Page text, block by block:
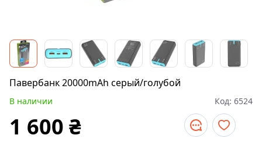
Павербанк 20000mAh серый/голубой
В наличии Код: 6524
1 600 ₴